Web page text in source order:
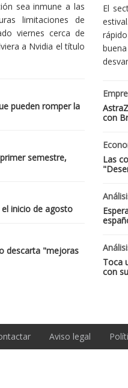
sea inmune a las
limitaciones de
viernes cerca de
a Nvidia el título
pueden romper la
semestre,
inicio de agosto
descarta "mejoras
El
con
Las
Toca
con
Aviso legal